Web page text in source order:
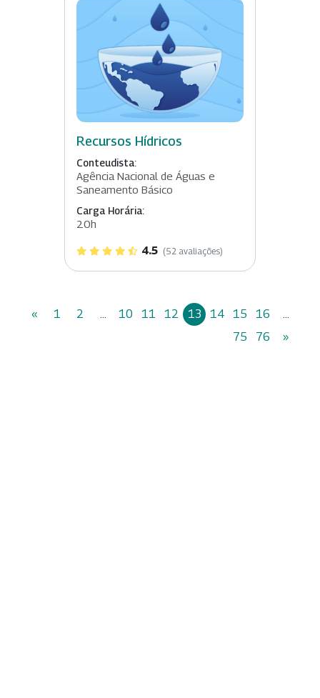
Recursos Hídricos
Conteudista:
Agência Nacional de Águas e
Saneamento Básico
Carga Horária:
20h
4.5 (52 avaliações)
« 1 2 ... 10 11 12 13 14 15 16
...
75
76 »